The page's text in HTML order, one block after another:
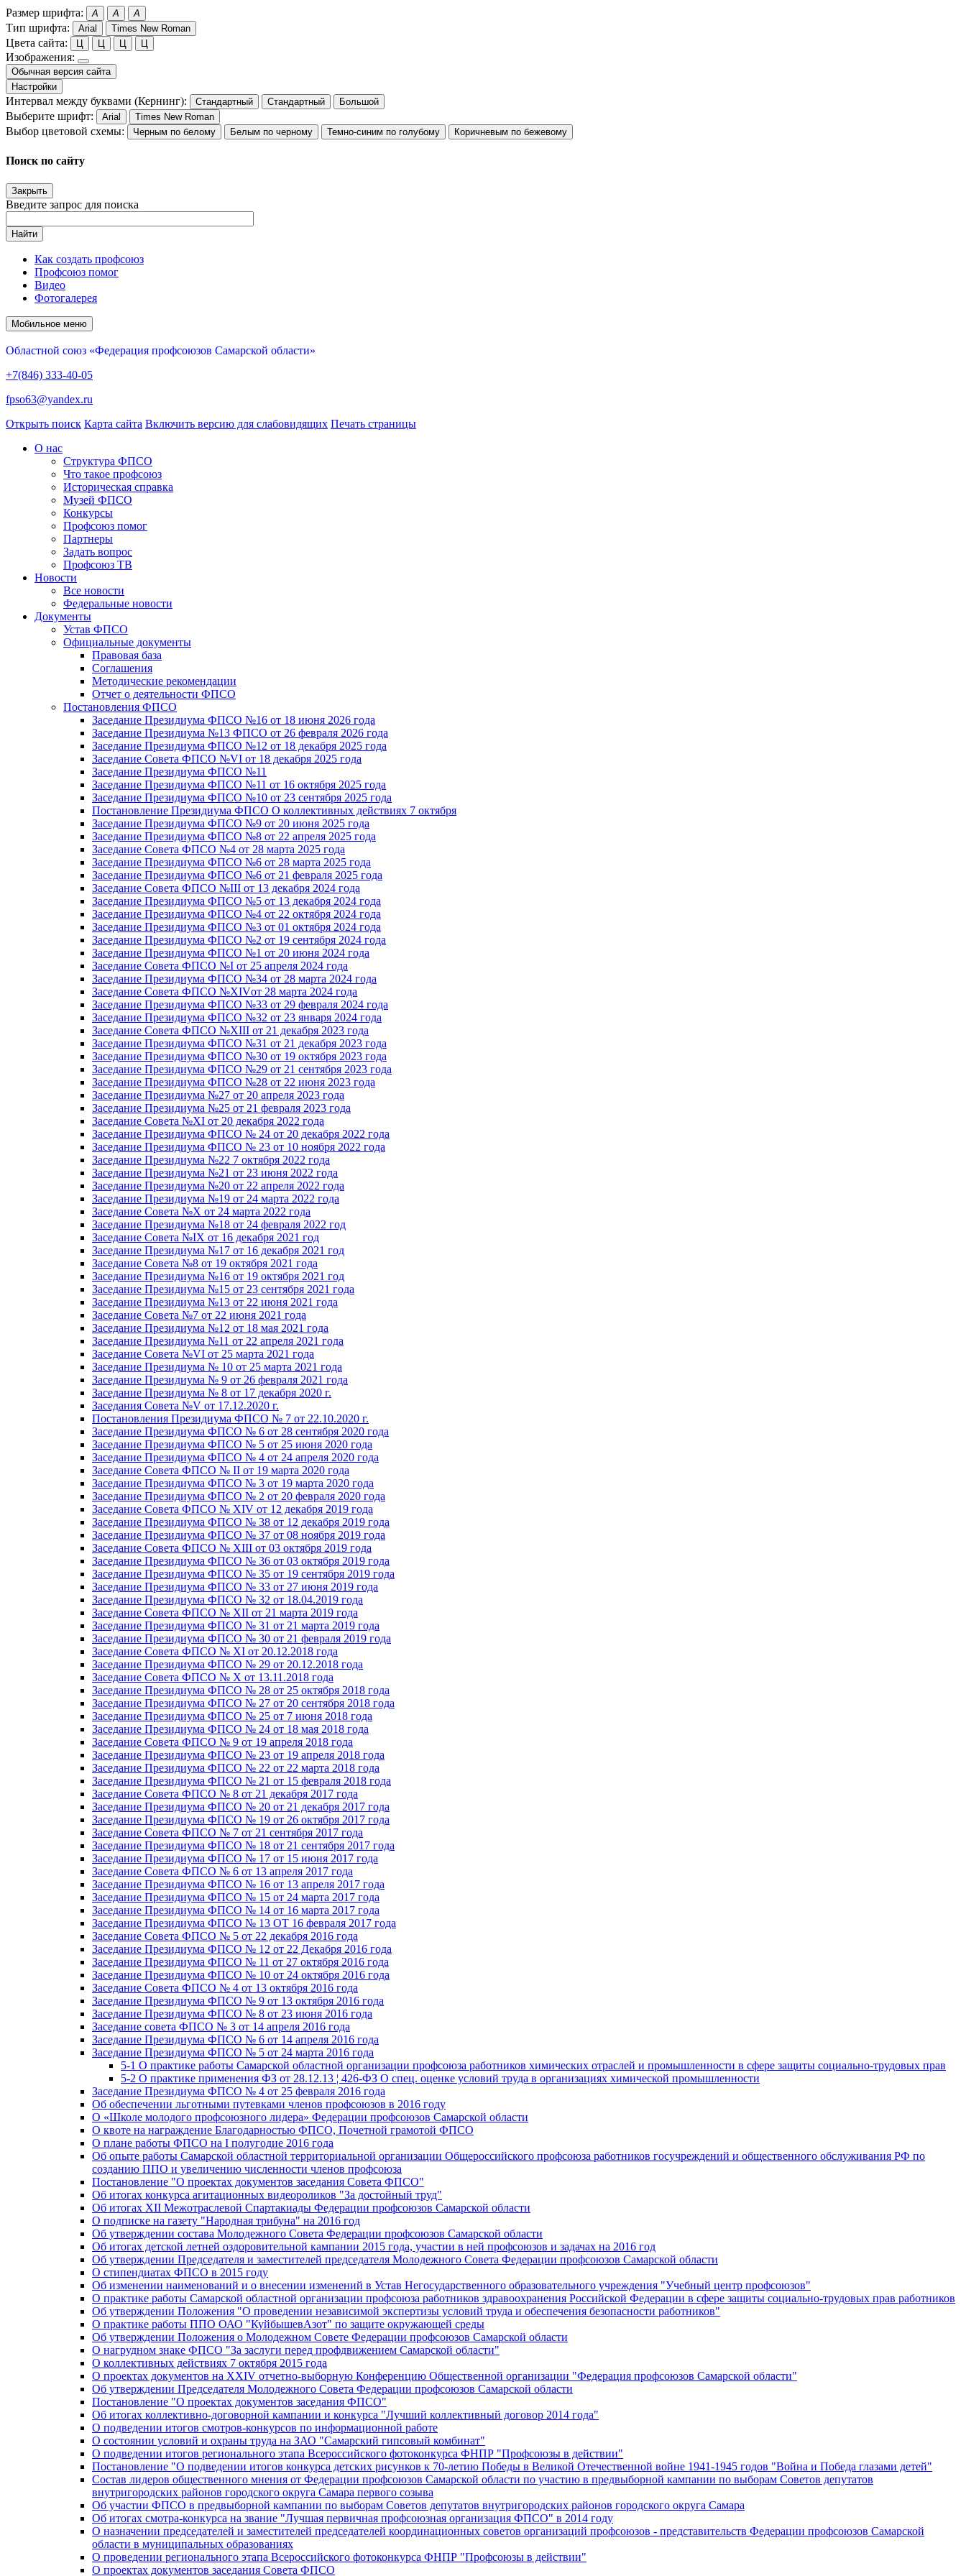
Размер шрифта: A A A
Тип шрифта: Arial Times New Roman
Цвета сайта: Ц Ц Ц Ц
Изображения:
Обычная версия сайта
Настройки
Интервал между буквами (Кернинг): Стандартный Стандартный Большой
Выберите шрифт: Arial Times New Roman
Выбор цветовой схемы: Черным по белому Белым по черному Темно-синим по голубому Коричневым по бежевому
Поиск по сайту
Закрыть
Введите запрос для поиска
Найти
Как создать профсоюз
Профсоюз помог
Видео
Фотогалерея
Мобильное меню
Областной союз «Федерация профсоюзов Самарской области»
+7(846) 333-40-05
fpso63@yandex.ru
Открыть поиск Карта сайта Включить версию для слабовидящих Печать страницы
О нас
Структура ФПСО
Что такое профсоюз
Историческая справка
Музей ФПСО
Конкурсы
Профсоюз помог
Партнеры
Задать вопрос
Профсоюз ТВ
Новости
Все новости
Федеральные новости
Документы
Устав ФПСО
Официальные документы
Правовая база
Соглашения
Методические рекомендации
Отчет о деятельности ФПСО
Постановления ФПСО
Заседание Президиума ФПСО №16 от 18 июня 2026 года
Заседание Президиума №13 ФПСО от 26 февраля 2026 года
Заседание Президиума ФПСО №12 от 18 декабря 2025 года
Заседание Совета ФПСО №VI от 18 декабря 2025 года
Заседание Президиума ФПСО №11
Заседание Президиума ФПСО №11 от 16 октября 2025 года
Заседание Президиума ФПСО №10 от 23 сентября 2025 года
Постановление Президиума ФПСО О коллективных действиях 7 октября
Заседание Президиума ФПСО №9 от 20 июня 2025 года
Заседание Президиума ФПСО №8 от 22 апреля 2025 года
Заседание Совета ФПСО №4 от 28 марта 2025 года
Заседание Президиума ФПСО №6 от 28 марта 2025 года
Заседание Президиума ФПСО №6 от 21 февраля 2025 года
Заседание Совета ФПСО №III от 13 декабря 2024 года
Заседание Президиума ФПСО №5 от 13 декабря 2024 года
Заседание Президиума ФПСО №4 от 22 октября 2024 года
Заседание Президиума ФПСО №3 от 01 октября 2024 года
Заседание Президиума ФПСО №2 от 19 сентября 2024 года
Заседание Президиума ФПСО №1 от 20 июня 2024 года
Заседание Совета ФПСО №I от 25 апреля 2024 года
Заседание Президиума ФПСО №34 от 28 марта 2024 года
Заседание Совета ФПСО №XIVот 28 марта 2024 года
Заседание Президиума ФПСО №33 от 29 февраля 2024 года
Заседание Президиума ФПСО №32 от 23 января 2024 года
Заседание Совета ФПСО №XIII от 21 декабря 2023 года
Заседание Президиума ФПСО №31 от 21 декабря 2023 года
Заседание Президиума ФПСО №30 от 19 октября 2023 года
Заседание Президиума ФПСО №29 от 21 сентября 2023 года
Заседание Президиума ФПСО №28 от 22 июня 2023 года
Заседание Президиума №27 от 20 апреля 2023 года
Заседание Президиума №25 от 21 февраля 2023 года
Заседание Совета №XI от 20 декабря 2022 года
Заседание Президиума ФПСО № 24 от 20 декабря 2022 года
Заседание Президиума ФПСО № 23 от 10 ноября 2022 года
Заседание Президиума №22 7 октября 2022 года
Заседание Президиума №21 от 23 июня 2022 года
Заседание Президиума №20 от 22 апреля 2022 года
Заседание Президиума №19 от 24 марта 2022 года
Заседание Совета №X от 24 марта 2022 года
Заседание Президиума №18 от 24 февраля 2022 год
Заседание Совета №IX от 16 декабря 2021 год
Заседание Президиума №17 от 16 декабря 2021 год
Заседание Совета №8 от 19 октября 2021 года
Заседание Президиума №16 от 19 октября 2021 год
Заседание Президиума №15 от 23 сентября 2021 года
Заседание Президиума №13 от 22 июня 2021 года
Заседание Совета №7 от 22 июня 2021 года
Заседание Президиума №12 от 18 мая 2021 года
Заседание Президиума №11 от 22 апреля 2021 года
Заседание Совета №VI от 25 марта 2021 года
Заседание Президиума № 10 от 25 марта 2021 года
Заседание Президиума № 9 от 26 февраля 2021 года
Заседание Президиума № 8 от 17 декабря 2020 г.
Заседания Совета №V от 17.12.2020 г.
Постановления Президиума ФПСО № 7 от 22.10.2020 г.
Заседание Президиума ФПСО № 6 от 28 сентября 2020 года
Заседание Президиума ФПСО № 5 от 25 июня 2020 года
Заседание Президиума ФПСО № 4 от 24 апреля 2020 года
Заседание Совета ФПСО № II от 19 марта 2020 года
Заседание Президиума ФПСО № 3 от 19 марта 2020 года
Заседание Президиума ФПСО № 2 от 20 февраля 2020 года
Заседание Совета ФПСО № XIV от 12 декабря 2019 года
Заседание Президиума ФПСО № 38 от 12 декабря 2019 года
Заседание Президиума ФПСО № 37 от 08 ноября 2019 года
Заседание Совета ФПСО № XIII от 03 октября 2019 года
Заседание Президиума ФПСО № 36 от 03 октября 2019 года
Заседание Президиума ФПСО № 35 от 19 сентября 2019 года
Заседание Президиума ФПСО № 33 от 27 июня 2019 года
Заседание Президиума ФПСО № 32 от 18.04.2019 года
Заседание Совета ФПСО № XII от 21 марта 2019 года
Заседание Президиума ФПСО № 31 от 21 марта 2019 года
Заседание Президиума ФПСО № 30 от 21 февраля 2019 года
Заседание Совета ФПСО № XI от 20.12.2018 года
Заседание Президиума ФПСО № 29 от 20.12.2018 года
Заседание Совета ФПСО № X от 13.11.2018 года
Заседание Президиума ФПСО № 28 от 25 октября 2018 года
Заседание Президиума ФПСО № 27 от 20 сентября 2018 года
Заседание Президиума ФПСО № 25 от 7 июня 2018 года
Заседание Президиума ФПСО № 24 от 18 мая 2018 года
Заседание Совета ФПСО № 9 от 19 апреля 2018 года
Заседание Президиума ФПСО № 23 от 19 апреля 2018 года
Заседание Президиума ФПСО № 22 от 22 марта 2018 года
Заседание Президиума ФПСО № 21 от 15 февраля 2018 года
Заседание Совета ФПСО № 8 от 21 декабря 2017 года
Заседание Президиума ФПСО № 20 от 21 декабря 2017 года
Заседание Президиума ФПСО № 19 от 26 октября 2017 года
Заседание Совета ФПСО № 7 от 21 сентября 2017 года
Заседание Президиума ФПСО № 18 от 21 сентября 2017 года
Заседание Президиума ФПСО № 17 от 15 июня 2017 года
Заседание Совета ФПСО № 6 от 13 апреля 2017 года
Заседание Президиума ФПСО № 16 от 13 апреля 2017 года
Заседание Президиума ФПСО № 15 от 24 марта 2017 года
Заседание Президиума ФПСО № 14 от 16 марта 2017 года
Заседание Президиума ФПСО № 13 ОТ 16 февраля 2017 года
Заседание Совета ФПСО № 5 от 22 декабря 2016 года
Заседание Президиума ФПСО № 12 от 22 Декабря 2016 года
Заседание Президиума ФПСО № 11 от 27 октября 2016 года
Заседание Президиума ФПСО № 10 от 24 октября 2016 года
Заседание Совета ФПСО № 4 от 13 октября 2016 года
Заседание Президиума ФПСО № 9 от 13 октября 2016 года
Заседание Президиума ФПСО № 8 от 23 июня 2016 года
Заседание совета ФПСО № 3 от 14 апреля 2016 года
Заседание Президиума ФПСО № 6 от 14 апреля 2016 года
Заседание Президиума ФПСО № 5 от 24 марта 2016 года
5-1 О практике работы Самарской областной организации профсоюза работников химических отраслей и промышленности в сфере защиты социально-трудовых прав
5-2 О практике применения ФЗ от 28.12.13 ¦ 426-ФЗ О спец. оценке условий труда в организациях химической промышленности
Заседание Президиума ФПСО № 4 от 25 февраля 2016 года
Об обеспечении льготными путевками членов профсоюзов в 2016 году
О «Школе молодого профсоюзного лидера» Федерации профсоюзов Самарской области
О квоте на награждение Благодарностью ФПСО, Почетной грамотой ФПСО
О плане работы ФПСО на I полугодие 2016 года
Об опыте работы Самарской областной территориальной организации Общероссийского профсоюза работников госучреждений и общественного обслуживания РФ по
созданию ППО и увеличению численности членов профсоюза
Постановление "О проектах документов заседания Совета ФПСО"
Об итогах конкурса агитационных видеороликов "За достойный труд"
Об итогах XII Межотраслевой Спартакиады Федерации профсоюзов Самарской области
О подписке на газету "Народная трибуна" на 2016 год
Об утверждении состава Молодежного Совета Федерации профсоюзов Самарской области
Об итогах детской летней оздоровительной кампании 2015 года, участии в ней профсоюзов и задачах на 2016 год
Об утверждении Председателя и заместителей председателя Молодежного Совета Федерации профсоюзов Самарской области
О стипендиатах ФПСО в 2015 году
Об изменении наименований и о внесении изменений в Устав Негосударственного образовательного учреждения "Учебный центр профсоюзов"
О практике работы Самарской областной организации профсоюза работников здравоохранения Российской Федерации в сфере защиты социально-трудовых прав работников
Об утверждении Положения "О проведении независимой экспертизы условий труда и обеспечения безопасности работников"
О практике работы ППО ОАО "КуйбышевАзот" по защите окружающей среды
Об утверждении Положения о Молодежном Совете Федерации профсоюзов Самарской области
О нагрудном знаке ФПСО "За заслуги перед профдвижением Самарской области"
О коллективных действиях 7 октября 2015 года
О проектах документов на XXIV отчетно-выборную Конференцию Общественной организации "Федерация профсоюзов Самарской области"
Об утверждении Председателя Молодежного Совета Федерации профсоюзов Самарской области
Постановление "О проектах документов заседания ФПСО"
Об итогах коллективно-договорной кампании и конкурса "Лучший коллективный договор 2014 года"
О подведении итогов смотров-конкурсов по информационной работе
О состоянии условий и охраны труда на ЗАО "Самарский гипсовый комбинат"
О подведении итогов регионального этапа Всероссийского фотоконкурса ФНПР "Профсоюзы в действии"
Постановление "О подведении итогов конкурса детских рисунков к 70-летию Победы в Великой Отечественной войне 1941-1945 годов "Война и Победа глазами детей"
Состав лидеров общественного мнения от Федерации профсоюзов Самарской области по участию в предвыборной кампании по выборам Советов депутатов
внутригородских районов городского округа Самара первого созыва
Об участии ФПСО в предвыборной кампании по выборам Советов депутатов внутригородских районов городского округа Самара
Об итогах смотра-конкурса на звание "Лучшая первичная профсоюзная организация ФПСО" в 2014 году
О назначении председателей и заместителей председателей координационных советов организаций профсоюзов - представительств Федерации профсоюзов Самарской
области в муниципальных образованиях
О проведении регионального этапа Всероссийского фотоконкурса ФНПР "Профсоюзы в действии"
О проектах документов заседания Совета ФПСО